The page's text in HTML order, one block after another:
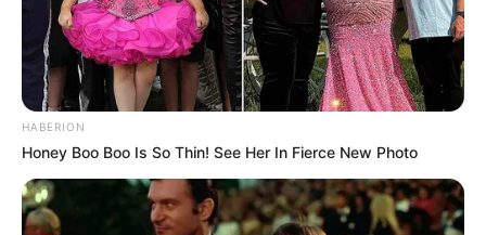
Résultat du dernier Tirage
HABERION
Honey Boo Boo Is So Thin! See Her In Fierce New Photo